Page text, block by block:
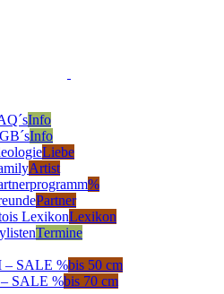
Info
Info
Liebe
Artist
%
Partner
LexikonLexikon
Termine
– SALE %bis 50 cm
SALE %bis 70 cm